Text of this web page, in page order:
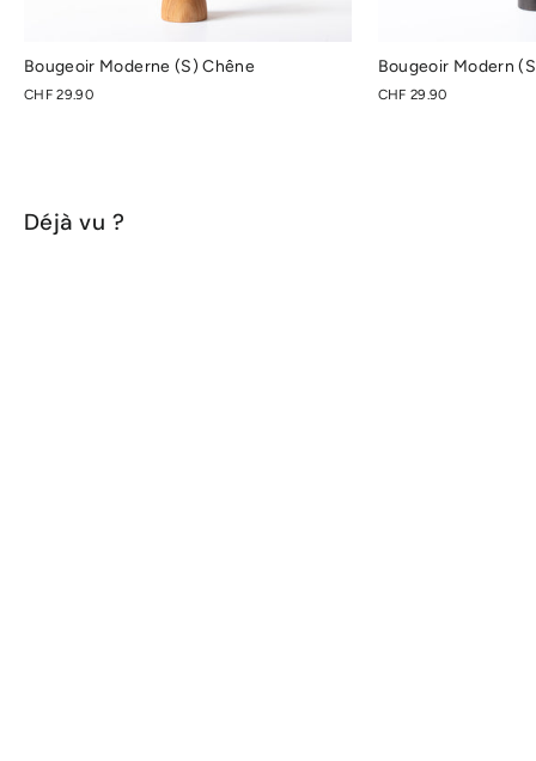
Bougeoir Moderne (S) Chêne
CHF 29.90
Bougeoir Modern
CHF 29.90
Déjà vu ?